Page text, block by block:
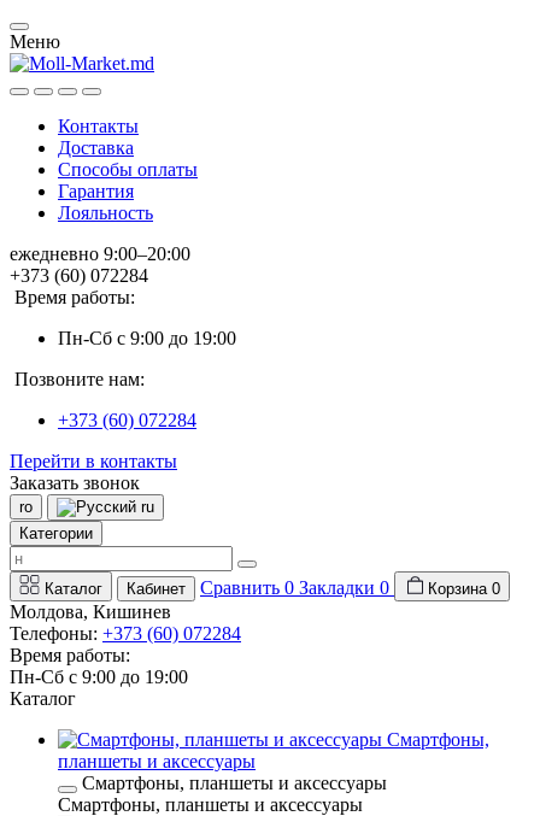
Меню
Контакты
Доставка
Способы оплаты
Гарантия
Лояльность
ежедневно 9:00–20:00
+373 (60) 072284
Время работы:
Пн-Сб с 9:00 до 19:00
Позвоните нам:
+373 (60) 072284
Перейти в контакты
Заказать звонок
ro
ru
Категории
Каталог Кабинет Сравнить 0 Закладки 0 Корзина 0
Молдова, Кишинев
Телефоны: +373 (60) 072284
Время работы:
Пн-Сб с 9:00 до 19:00
Каталог
Смартфоны,
планшеты и аксессуары
Смартфоны, планшеты и аксессуары
Смартфоны, планшеты и аксессуары